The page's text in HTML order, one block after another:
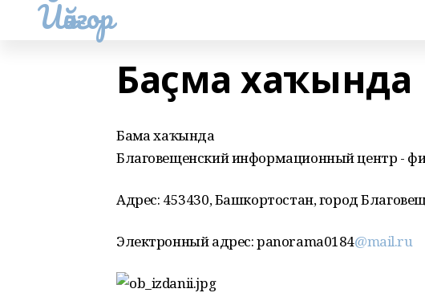
Йәйғор
Баҫма хаҡында
Баҫма хаҡында
Благовещенский информационный центр -
Адрес: 453430, Башкортостан, город
Электронный адрес: panorama0184@mail.ru